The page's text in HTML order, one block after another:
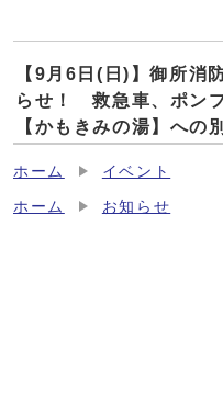
【9月6日(日)】御所消
らせ！ 救急車、ポン
【かもきみの湯】への
ホーム イベント
ホーム お知らせ